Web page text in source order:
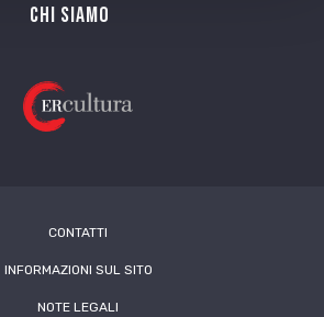
Chi siamo
CONTATTI
INFORMAZIONI SUL SITO
NOTE LEGALI